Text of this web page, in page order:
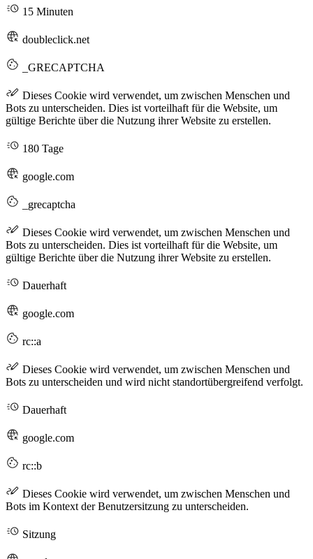
15 Minuten
doubleclick.net
_GRECAPTCHA
Dieses Cookie wird verwendet, um zwischen Menschen und
Bots zu unterscheiden. Dies ist vorteilhaft für die Website, um
gültige Berichte über die Nutzung ihrer Website zu erstellen.
180 Tage
google.com
_grecaptcha
Dieses Cookie wird verwendet, um zwischen Menschen und
Bots zu unterscheiden. Dies ist vorteilhaft für die Website, um
gültige Berichte über die Nutzung ihrer Website zu erstellen.
Dauerhaft
google.com
rc::a
Dieses Cookie wird verwendet, um zwischen Menschen und
Bots zu unterscheiden und wird nicht standortübergreifend verfolgt.
Dauerhaft
google.com
rc::b
Dieses Cookie wird verwendet, um zwischen Menschen und
Bots im Kontext der Benutzersitzung zu unterscheiden.
Sitzung